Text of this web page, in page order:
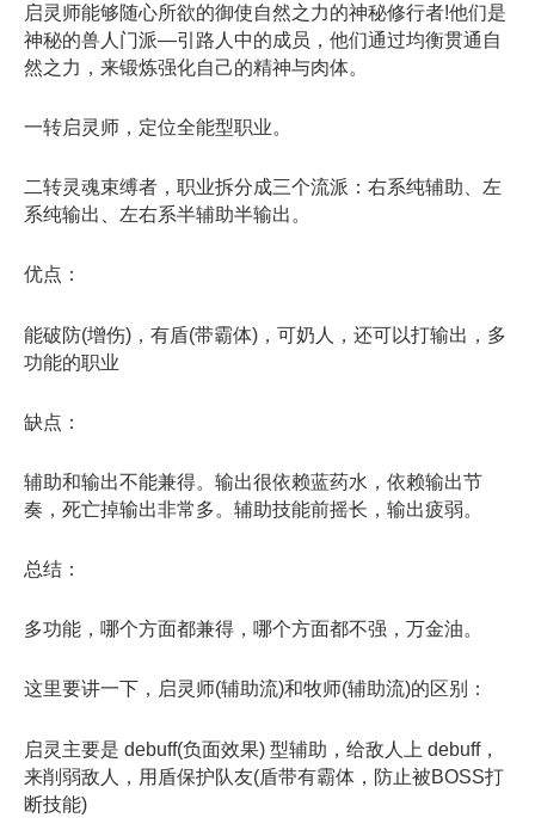
启灵师能够随心所欲的御使自然之力的神秘修行者!他们是
神秘的兽人门派—引路人中的成员，他们通过均衡贯通自
然之力，来锻炼强化自己的精神与肉体。
一转启灵师，定位全能型职业。
二转灵魂束缚者，职业拆分成三个流派：右系纯辅助、左
系纯输出、左右系半辅助半输出。
优点：
能破防(增伤)，有盾(带霸体)，可奶人，还可以打输出，多
功能的职业
缺点：
辅助和输出不能兼得。输出很依赖蓝药水，依赖输出节
奏，死亡掉输出非常多。辅助技能前摇长，输出疲弱。
总结：
多功能，哪个方面都兼得，哪个方面都不强，万金油。
这里要讲一下，启灵师(辅助流)和牧师(辅助流)的区别：
启灵主要是 debuff(负面效果) 型辅助，给敌人上 debuff，
来削弱敌人，用盾保护队友(盾带有霸体，防止被BOSS打
断技能)